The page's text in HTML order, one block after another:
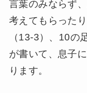
言葉のみならず
考えてもらった
（13-3）、10の
が書いて、息子
ります。